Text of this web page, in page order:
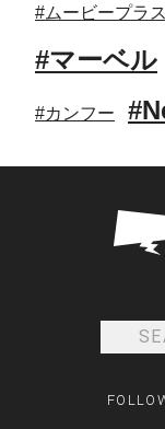
#ムービープラス
#マーベル
#カンフー